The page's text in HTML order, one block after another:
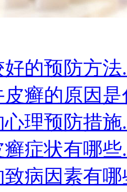
的预防方法.
皮癣的原因
理预防措施.
症状有哪些.
病因素有哪